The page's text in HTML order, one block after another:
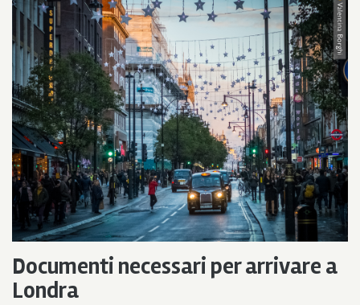
Documenti necessari per arrivare a
Londra